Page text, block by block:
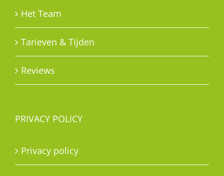
Het Team
Tarieven & Tijden
Reviews
PRIVACY POLICY
Privacy policy